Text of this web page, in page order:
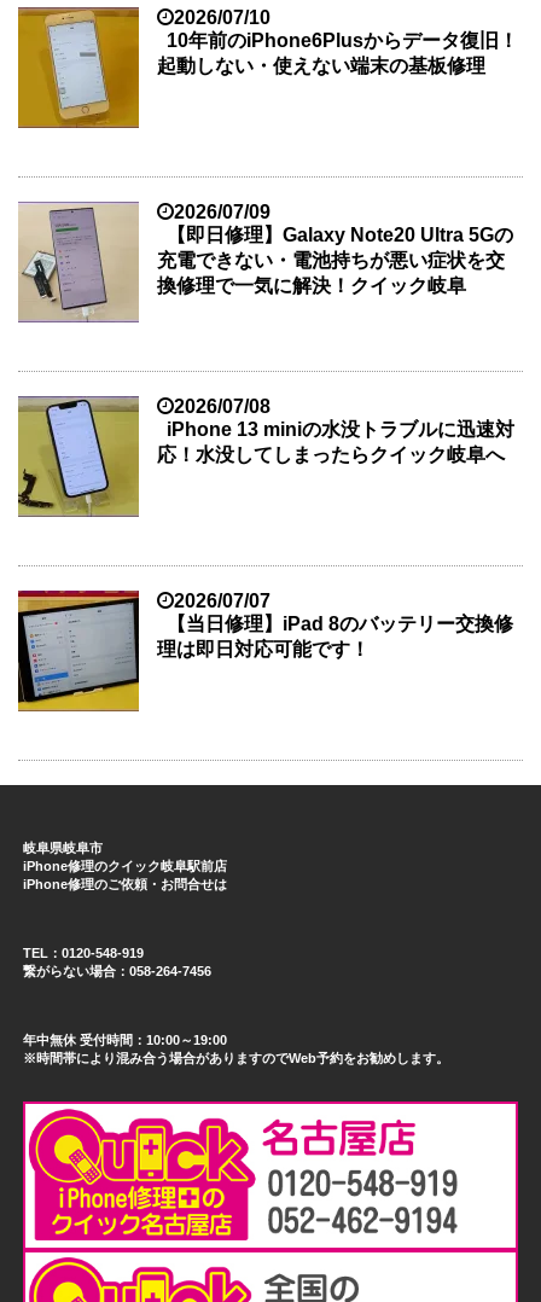
2026/07/10
10年前のiPhone6Plusからデータ復旧！
起動しない・使えない端末の基板修理
2026/07/09
【即日修理】Galaxy Note20 Ultra 5Gの
充電できない・電池持ちが悪い症状を交
換修理で一気に解決！クイック岐阜
2026/07/08
iPhone 13 miniの水没トラブルに迅速対
応！水没してしまったらクイック岐阜へ
2026/07/07
【当日修理】iPad 8のバッテリー交換修
理は即日対応可能です！
岐阜県岐阜市
iPhone修理のクイック岐阜駅前店
iPhone修理のご依頼・お問合せは
TEL：0120-548-919
繋がらない場合：058-264-7456
年中無休 受付時間：10:00～19:00
※時間帯により混み合う場合がありますのでWeb予約をお勧めします。